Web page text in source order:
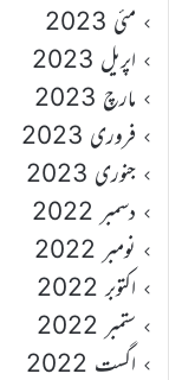
مئی 2023
اپریل 2023
مارچ 2023
فروری 2023
جنوری 2023
دسمبر 2022
نومبر 2022
اکتوبر 2022
ستمبر 2022
اگست 2022